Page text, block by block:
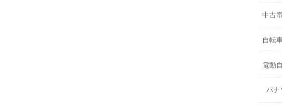
中古
自転
電動
パナ